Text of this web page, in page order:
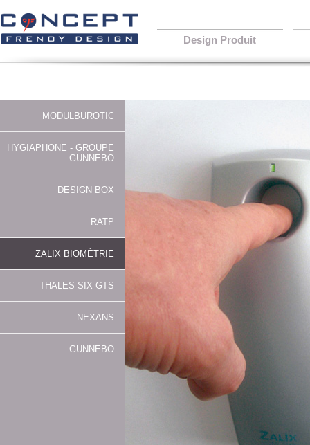
Design Produit
MODULBUROTIC
HYGIAPHONE - GROUPE
GUNNEBO
DESIGN BOX
RATP
ZALIX BIOMÉTRIE
THALES SIX GTS
NEXANS
GUNNEBO